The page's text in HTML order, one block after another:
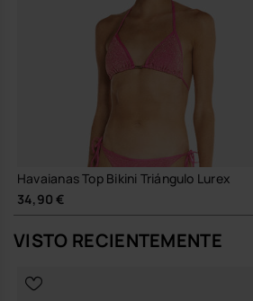
Havaianas Top Bikini Triángulo Lurex
34,90 €
VISTO RECIENTEMENTE